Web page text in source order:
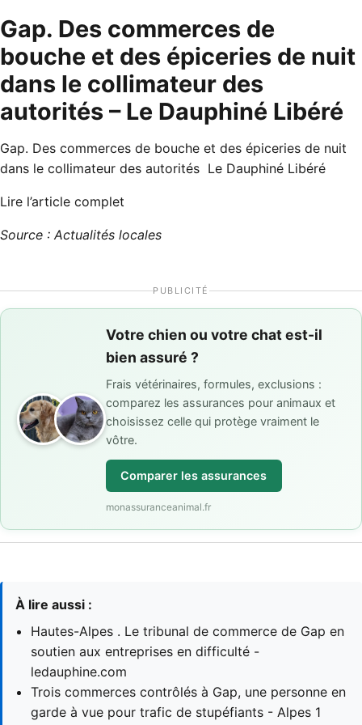
Gap. Des commerces de
bouche et des épiceries de nuit
dans le collimateur des
autorités – Le Dauphiné Libéré
Gap. Des commerces de bouche et des épiceries de nuit
dans le collimateur des autorités Le Dauphiné Libéré
Lire l’article complet
Source : Actualités locales
PUBLICITÉ
Votre chien ou votre chat est-il
bien assuré ?
Frais vétérinaires, formules, exclusions :
comparez les assurances pour animaux et
choisissez celle qui protège vraiment le
vôtre.
Comparer les assurances
monassuranceanimal.fr
À lire aussi :
Hautes-Alpes . Le tribunal de commerce de Gap en
soutien aux entreprises en difficulté -
ledauphine.com
Trois commerces contrôlés à Gap, une personne en
garde à vue pour trafic de stupéfiants - Alpes 1